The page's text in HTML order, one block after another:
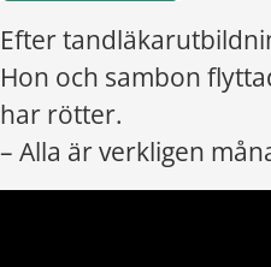
Efter
Hon och sambon
har rötter.
– Alla är verkligen